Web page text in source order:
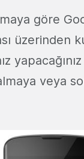
göre
üzerinden
veya